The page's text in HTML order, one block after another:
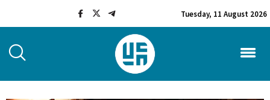
Tuesday, 11 August 2026